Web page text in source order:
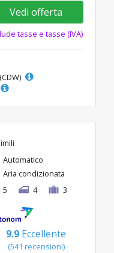
Vedi offerta
tasse e tasse (IVA)
Automatico
Aria condizionata
5
4 3
9.9 Eccellente
(541 recensioni)